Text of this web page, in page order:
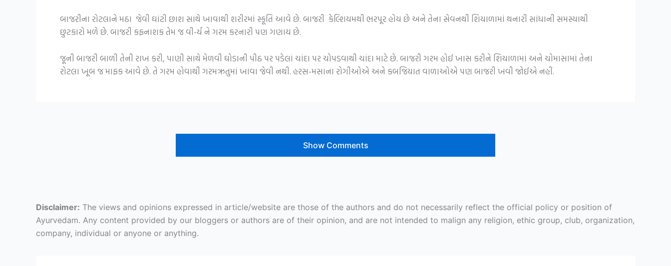
બાજરીના રોટલાને મઠા જેવી ઘાંટી છાશ સાથે ખાવાથી શરીરમાં સ્કૂતિ આવે છે. બાજરી કેલ્શિયમથી ભરપૂર હોય છે અને તેના સેવનથી શિયાળામાં થનારી સાંધાની સમસ્યાથી
છુટકારો મળે છે. બાજરી કફનાશક તેમ જ વી-ર્ય ને ગરમ કરનારી પણ ગણાય છે.
જૂની બાજરી બાળી તેની રાખ કરી, પાણી સાથે મેળવી ઘોડાની પીઠ પર પડેલાં ચાંદા પર ચોપડવાથી ચાંદા માટે છે. બાજરી ગરમ હોઈ ખાસ કરીને શિયાળામાં અને ચોમાસામાં તેના
રોટલા ખૂબ જ માફક આવે છે. તે ગરમ હોવાથી ગરમઋતુમાં ખાવા જેવી નથી. હરસ-મસાના રોગીઓએ અને કબજિયાત વાળાઓએ પણ બાજરી ખવી જોઈએ નહીં.
Show Comments
Disclaimer: The views and opinions expressed in article/website are those of the authors and do not necessarily reflect the official policy or position of
Ayurvedam. Any content provided by our bloggers or authors are of their opinion, and are not intended to malign any religion, ethic group, club, organization,
company, individual or anyone or anything.